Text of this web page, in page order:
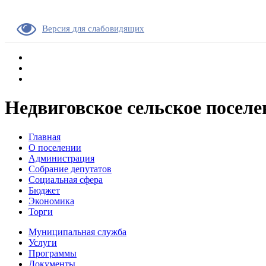
Версия для слабовидящих
Недвиговское сельское
Главная
О поселении
Администрация
Собрание депутатов
Социальная сфера
Бюджет
Экономика
Торги
Муниципальная служба
Услуги
Программы
Документы